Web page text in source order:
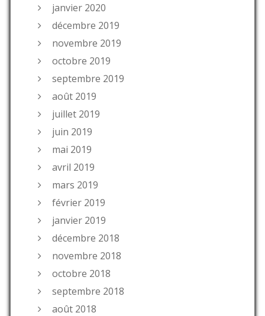
janvier 2020
décembre 2019
novembre 2019
octobre 2019
septembre 2019
août 2019
juillet 2019
juin 2019
mai 2019
avril 2019
mars 2019
février 2019
janvier 2019
décembre 2018
novembre 2018
octobre 2018
septembre 2018
août 2018